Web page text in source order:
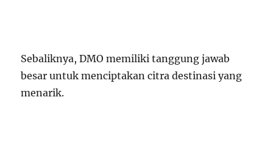
Sebaliknya, DMO memiliki tanggung jawab
besar untuk menciptakan citra destinasi yang
menarik.